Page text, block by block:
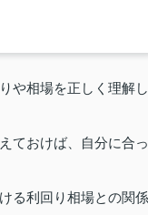
や相場を正しく理解し
ておけば、自分に合っ
る利回り相場との関係